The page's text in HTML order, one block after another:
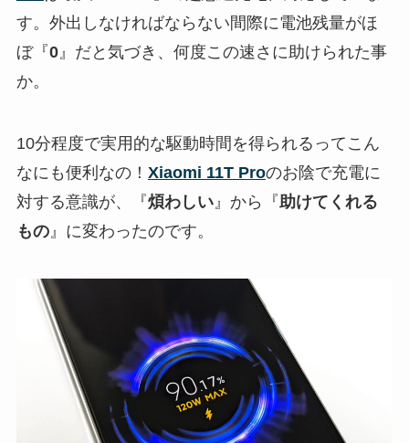
す。外出しなければならない間際に電池残量がほ
ぼ『0』だと気づき、何度この速さに助けられた事
か。
10分程度で実用的な駆動時間を得られるってこん
なにも便利なの！ Xiaomi 11T Proのお陰で充電に
対する意識が、『煩わしい』から『助けてくれる
もの』に変わったのです。